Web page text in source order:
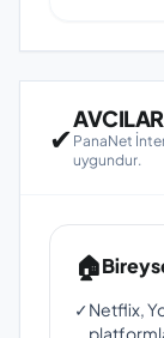
✔ PanaNet
uygundur.
🏠
✓Netflix,